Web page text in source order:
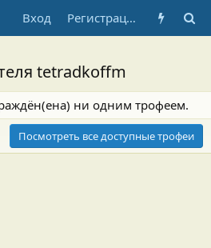
Вход Регистрация
tetradkoffm
ни одним трофеем.
Посмотреть все доступные трофеи